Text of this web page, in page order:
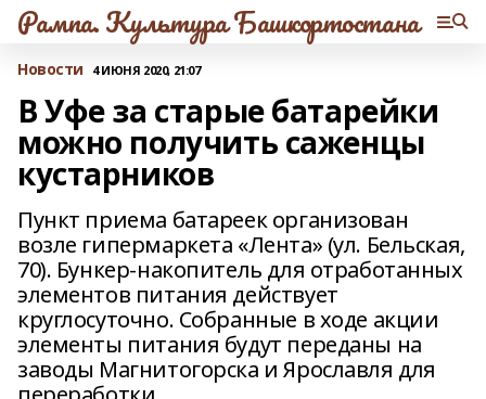
Рампа. Культура Башкортостана
Новости 4 ИЮНЯ 2020, 21:07
В Уфе за старые батарейки
можно получить саженцы
кустарников
Пункт приема батареек организован
возле гипермаркета «Лента» (ул. Бельская,
70). Бункер-накопитель для отработанных
элементов питания действует
круглосуточно. Собранные в ходе акции
элементы питания будут переданы на
заводы Магнитогорска и Ярославля для